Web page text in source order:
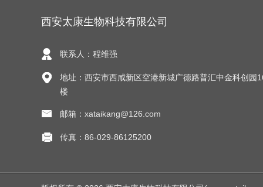
西安太康生物科技有限公司
联系人：程维强
地址：西安市西咸新区空港新城广德路普汇中金科创园
楼
邮箱：xataikang@126.com
传真：86-029-86125200